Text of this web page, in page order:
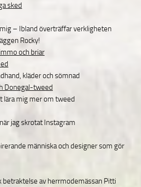
sked
– Ibland överträffar verkligheten
Rocky!
och briar
kläder och sömnad
Donegal-tweed
lära mig mer om tweed
jag skrotat Instagram
människa och designer som gör
betraktelse av herrmodemässan Pitti